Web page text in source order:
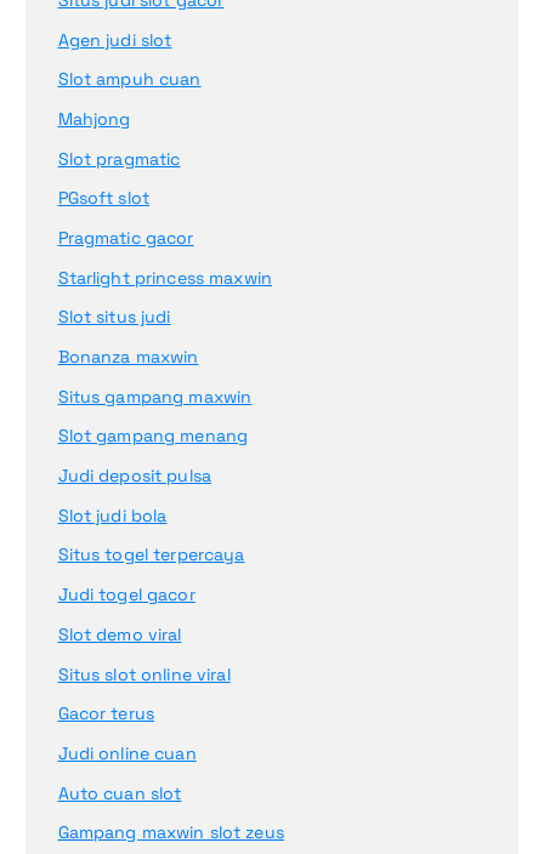
Agen judi slot
Slot ampuh cuan
Mahjong
Slot pragmatic
PGsoft slot
Pragmatic gacor
Starlight princess maxwin
Slot situs judi
Bonanza maxwin
Situs gampang maxwin
Slot gampang menang
Judi deposit pulsa
Slot judi bola
Situs togel terpercaya
Judi togel gacor
Slot demo viral
Situs slot online viral
Gacor terus
Judi online cuan
Auto cuan slot
Gampang maxwin slot zeus